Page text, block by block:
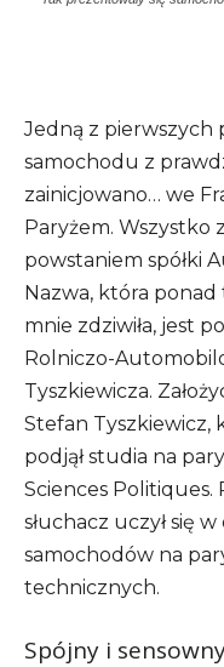
Jedną z
samochodu z
zainicjowano… we
Paryżem. Wszystko
powstaniem spółki
Nazwa, która
mnie zdziwiła, jest
Rolniczo-
Tyszkiewicza.
Stefan Tyszkiewicz,
podjął studia na
Sciences
słuchacz uczył się
samochodów na
technicznych.
Spójny i